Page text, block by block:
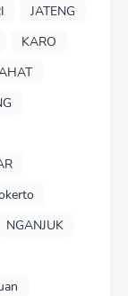
JATENG
KARO
NGANJUK